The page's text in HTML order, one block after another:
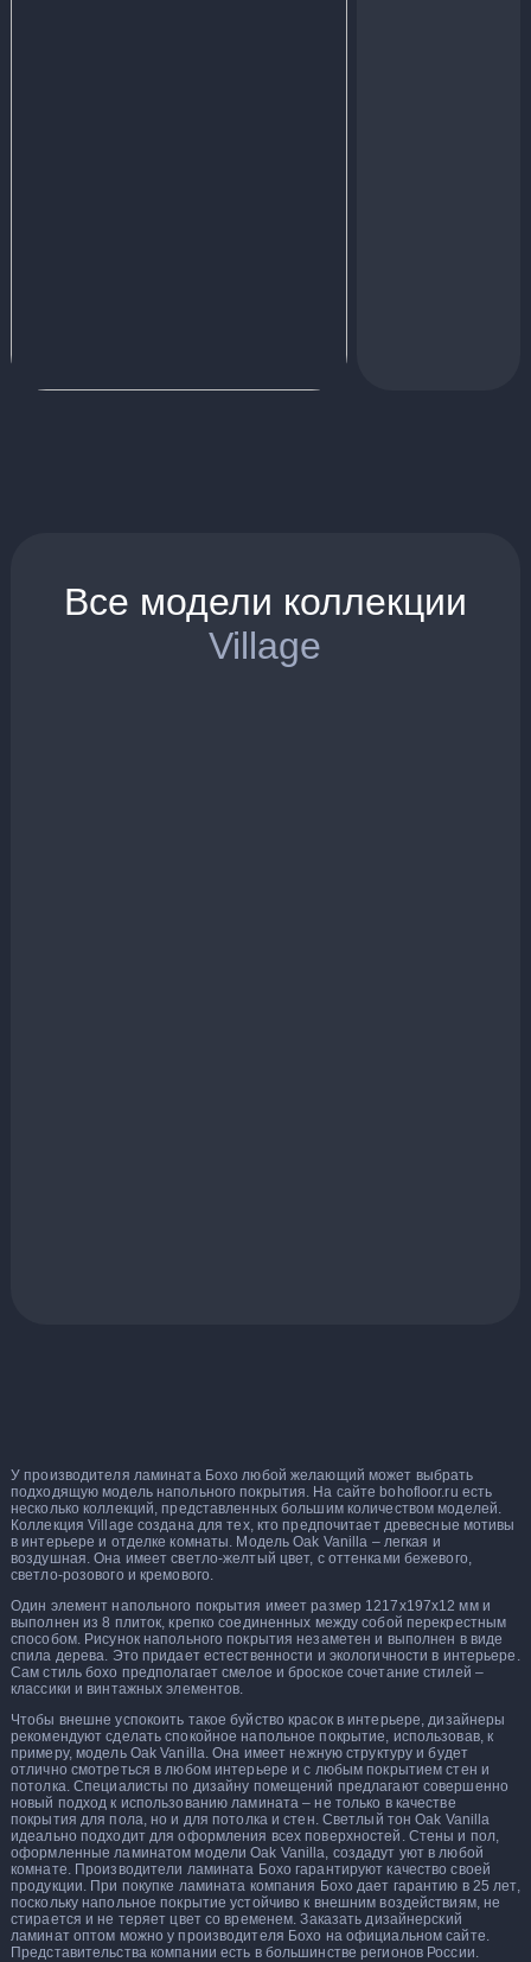
Все модели коллекции
Village
У производителя ламината Бохо любой желающий может выбрать
подходящую модель напольного покрытия. На сайте bohofloor.ru есть
несколько коллекций, представленных большим количеством моделей.
Коллекция Village создана для тех, кто предпочитает древесные мотивы
в интерьере и отделке комнаты. Модель Oak Vanilla – легкая и
воздушная. Она имеет светло-желтый цвет, с оттенками бежевого,
светло-розового и кремового.
Один элемент напольного покрытия имеет размер 1217x197x12 мм и
выполнен из 8 плиток, крепко соединенных между собой перекрестным
способом. Рисунок напольного покрытия незаметен и выполнен в виде
спила дерева. Это придает естественности и экологичности в интерьере.
Сам стиль бохо предполагает смелое и броское сочетание стилей –
классики и винтажных элементов.
Чтобы внешне успокоить такое буйство красок в интерьере, дизайнеры
рекомендуют сделать спокойное напольное покрытие, использовав, к
примеру, модель Oak Vanilla. Она имеет нежную структуру и будет
отлично смотреться в любом интерьере и с любым покрытием стен и
потолка. Специалисты по дизайну помещений предлагают совершенно
новый подход к использованию ламината – не только в качестве
покрытия для пола, но и для потолка и стен. Светлый тон Oak Vanilla
идеально подходит для оформления всех поверхностей. Стены и пол,
оформленные ламинатом модели Oak Vanilla, создадут уют в любой
комнате. Производители ламината Бохо гарантируют качество своей
продукции. При покупке ламината компания Бохо дает гарантию в 25 лет,
поскольку напольное покрытие устойчиво к внешним воздействиям, не
стирается и не теряет цвет со временем. Заказать дизайнерский
ламинат оптом можно у производителя Бохо на официальном сайте.
Представительства компании есть в большинстве регионов России.